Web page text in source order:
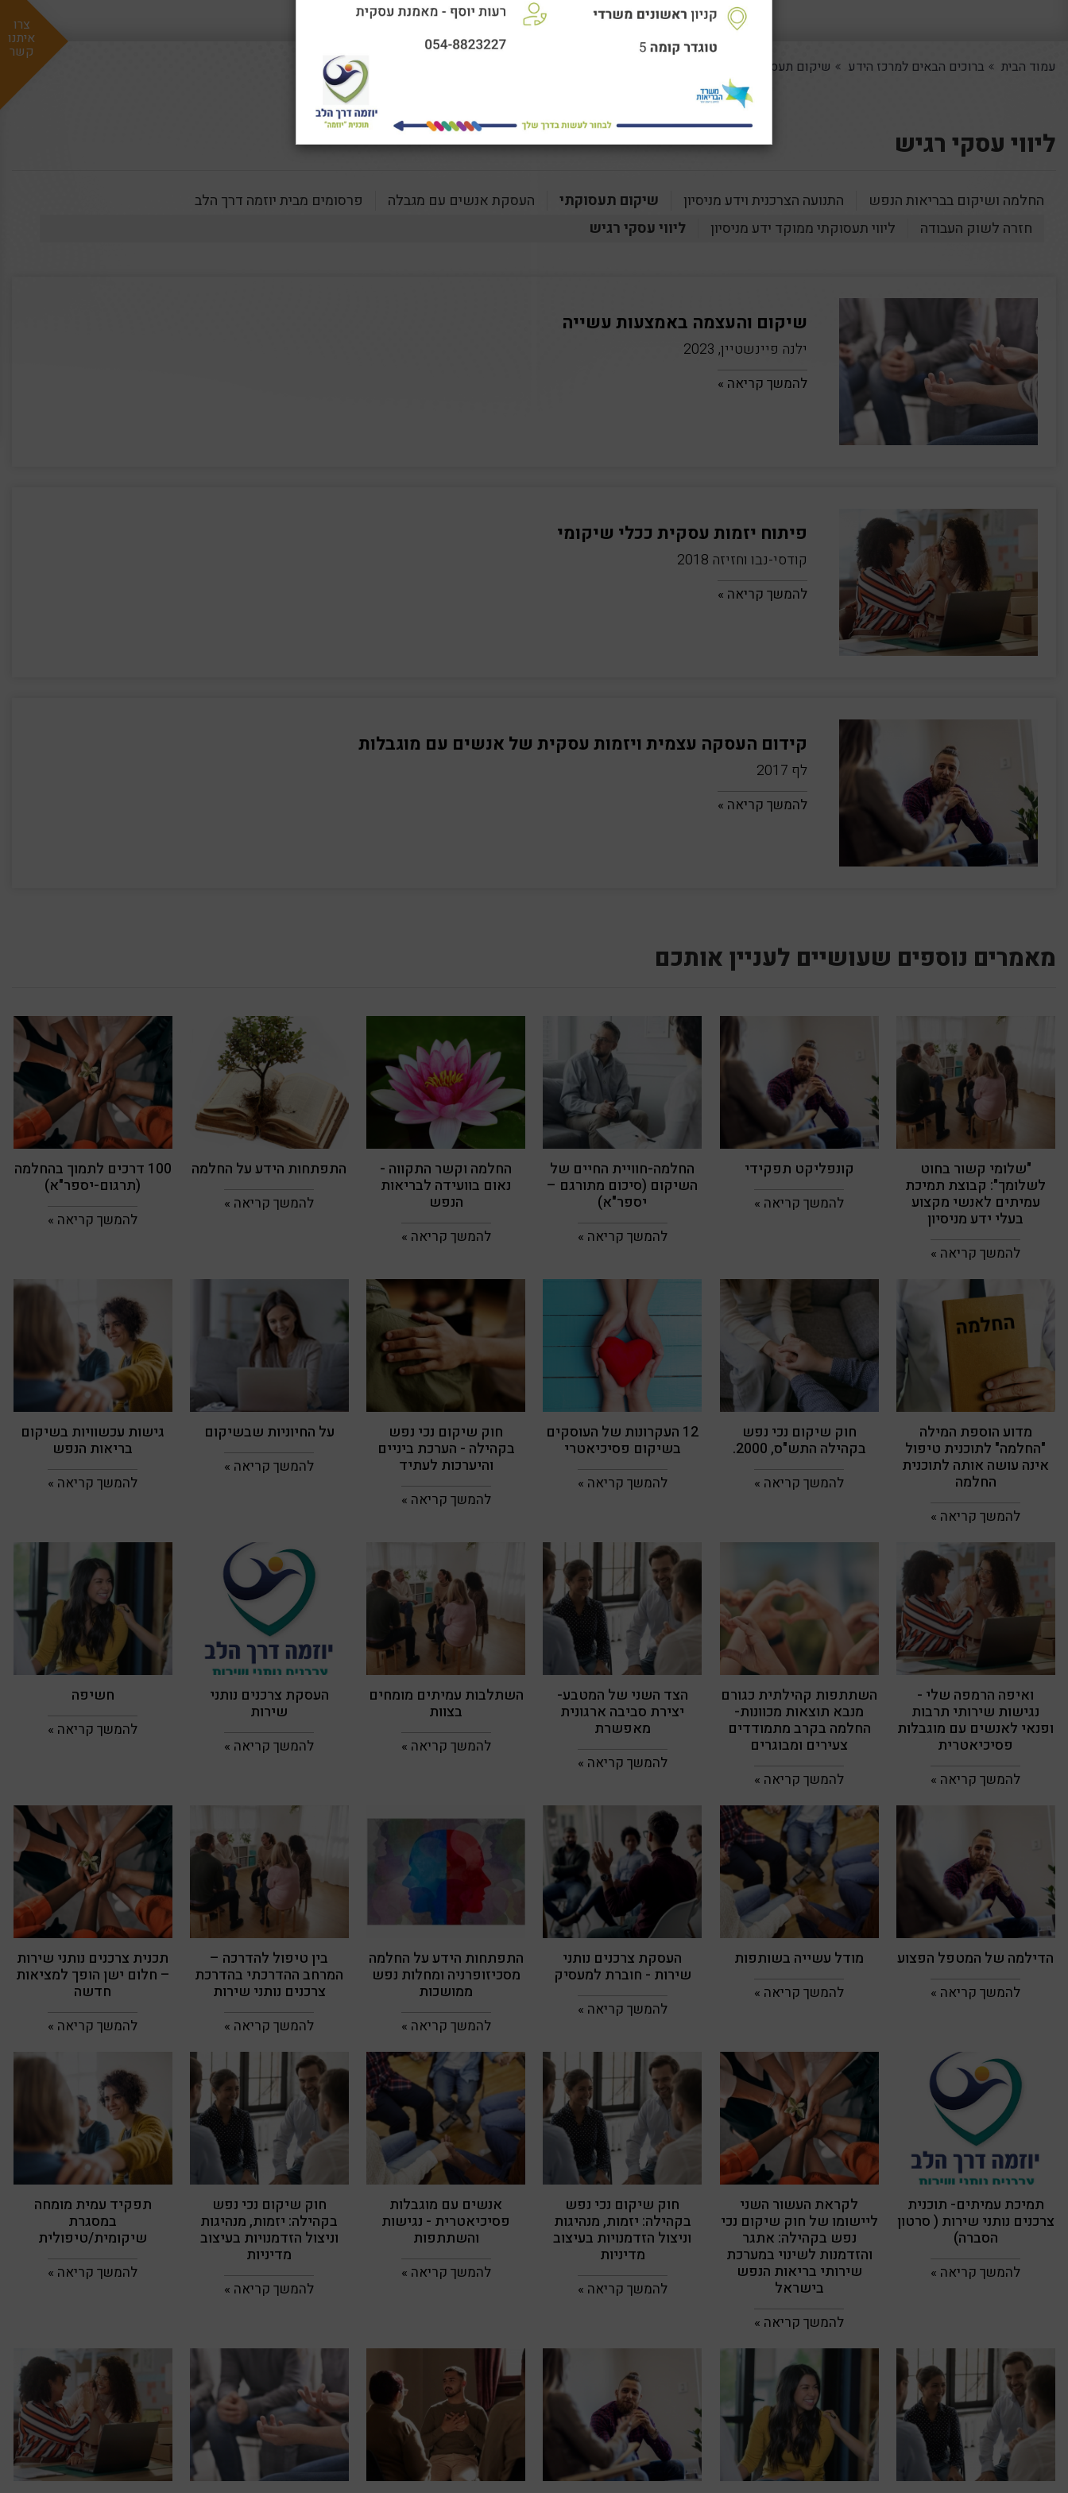
צרו
איתנו
קשר
עמוד הבית ברוכים הבאים למרכז הידע שיקום תעסוקתי
ליווי עסקי רגיש
החלמה ושיקום בבריאות הנפש התנועה הצרכנית וידע מניסיון שיקום תעסוקתי העסקת אנשים עם מגבלה
פרסומים מבית יוזמה דרך הלב
חזרה לשוק העבודה
ליווי תעסוקתי ממוקד ידע מניסיון ליווי עסקי רגיש
שיקום והעצמה באמצעות עשייה
ילנה פיינשטיין, 2023
להמשך קריאה »
פיתוח יזמות עסקית ככלי שיקומי
קודסי-נבו וחזיזה 2018
להמשך קריאה »
קידום העסקה עצמית ויזמות עסקית של אנשים עם מוגבלות
לף 2017
להמשך קריאה »
מאמרים נוספים שעושיים לעניין אותכם
"שלומי קשור בחוט
לשלומך": קבוצת תמיכת
עמיתים לאנשי מקצוע
בעלי ידע מניסיון
להמשך קריאה »
קונפליקט תפקידי
להמשך קריאה »
החלמה-חוויית החיים של
השיקום (סיכום מתורגם –
יספר"א)
להמשך קריאה »
החלמה וקשר התקווה -
נאום בוועידה לבריאות
הנפש
להמשך קריאה »
התפתחות הידע על החלמה
להמשך קריאה »
100 דרכים לתמוך בהחלמה
(תרגום-יספר"א)
להמשך קריאה »
מדוע הוספת המילה
"החלמה" לתוכנית טיפול
אינה עושה אותה לתוכנית
החלמה
להמשך קריאה »
חוק שיקום נכי נפש
בקהילה התש"ס, 2000.
להמשך קריאה »
12 העקרונות של העוסקים
בשיקום פסיכיאטרי
להמשך קריאה »
חוק שיקום נכי נפש
בקהילה - הערכת ביניים
והיערכות לעתיד
להמשך קריאה »
על החיוניות שבשיקום
להמשך קריאה »
גישות עכשוויות בשיקום
בריאות הנפש
להמשך קריאה »
ואיפה הרמפה שלי -
נגישות שירותי תרבות
ופנאי לאנשים עם מוגבלות
פסיכיאטרית
להמשך קריאה »
השתתפות קהילתית כגורם
מנבא תוצאות מכוונות-
החלמה בקרב מתמודדים
צעירים ומבוגרים
להמשך קריאה »
הצד השני של המטבע-
יצירת סביבה ארגונית
מאפשרת
להמשך קריאה »
השתלבות עמיתים מומחים
בצוות
להמשך קריאה »
העסקת צרכנים נותני
שירות
להמשך קריאה »
חשיפה
להמשך קריאה »
הדילמה של המטפל הפצוע
להמשך קריאה »
מודל עשייה בשותפות
להמשך קריאה »
העסקת צרכנים נותני
שירות - חוברת למעסיק
להמשך קריאה »
התפתחות הידע על החלמה
מסכיזופרניה ומחלות נפש
ממושכות
להמשך קריאה »
בין טיפול להדרכה –
המרחב ההדרכתי בהדרכת
צרכנים נותני שירות
להמשך קריאה »
תכנית צרכנים נותני שירות
– חלום ישן הופך למציאות
חדשה
להמשך קריאה »
תמיכת עמיתים- תוכנית
צרכנים נותני שירות ( סרטון
הסברה)
להמשך קריאה »
לקראת העשור השני
ליישומו של חוק שיקום נכי
נפש בקהילה: אתגר
והזדמנות לשינוי במערכת
שירותי בריאות הנפש
בישראל
להמשך קריאה »
חוק שיקום נכי נפש
בקהילה: יזמות, מנהיגות
וניצול הזדמנויות בעיצוב
מדיניות
להמשך קריאה »
אנשים עם מוגבלות
פסיכיאטרית - נגישות
והשתתפות
להמשך קריאה »
חוק שיקום נכי נפש
בקהילה: יזמות, מנהיגות
וניצול הזדמנויות בעיצוב
מדיניות
להמשך קריאה »
תפקיד עמית מומחה
במסגרת
שיקומית/טיפולית
להמשך קריאה »